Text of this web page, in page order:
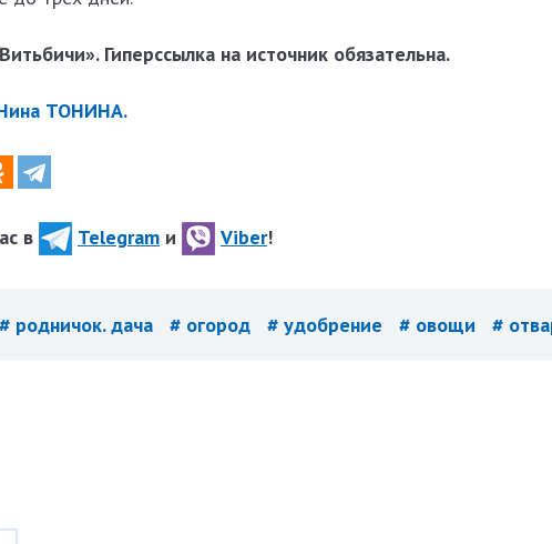
Гиперссылка на источник обязательна.
ТОНИНА.
в Telegram и Viber!
# родничок. дача # огород # удобрение # овощи #